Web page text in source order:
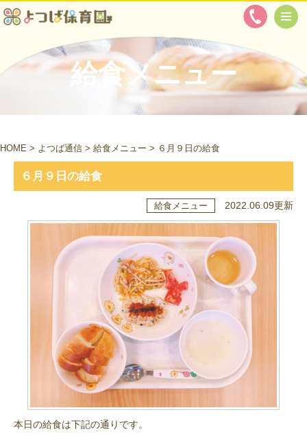
給食メニュー
HOME > よつば通信 > 給食メニュー > ６月９日の給食
６月９日の給食
給食メニュー 2022.06.09更新
本日の給食は下記の通りです。